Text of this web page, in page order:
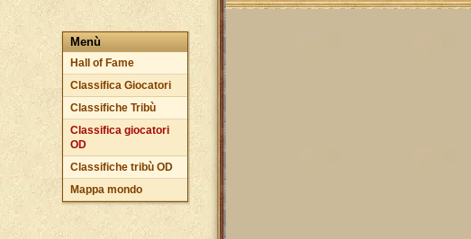
Menù
Hall of Fame
Classifica Giocatori
Classifiche Tribù
Classifica giocatori
OD
Classifiche tribù OD
Mappa mondo